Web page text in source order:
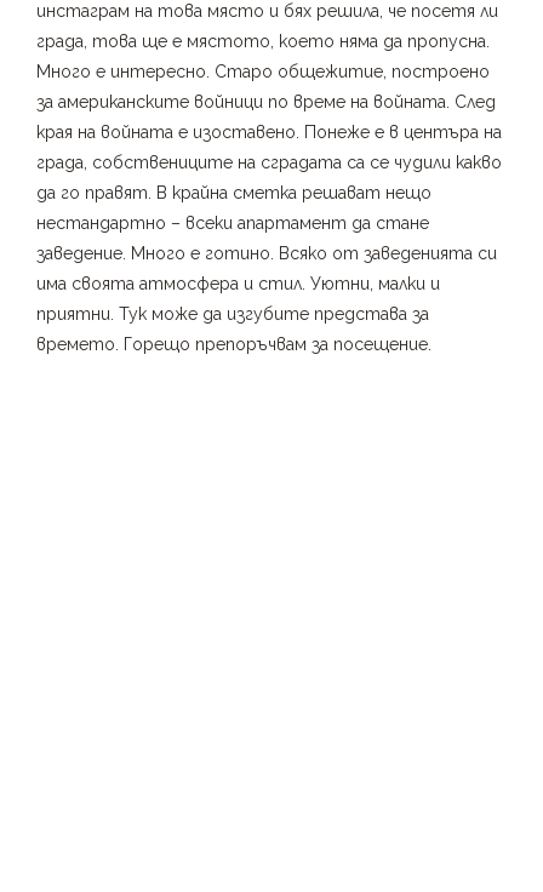
инстаграм на това място и бях решила, че посетя ли
града, това ще е мястото, което няма да пропусна.
Много е интересно. Старо общежитие, построено
за американските войници по време на войната. След
края на войната е изоставено. Понеже е в центъра на
града, собствениците на сградата са се чудили какво
да го правят. В крайна сметка решават нещо
нестандартно – всеки апартамент да стане
заведение. Много е готино. Всяко от заведенията си
има своята атмосфера и стил. Уютни, малки и
приятни. Тук може да изгубите представа за
времето. Горещо препоръчвам за посещение.